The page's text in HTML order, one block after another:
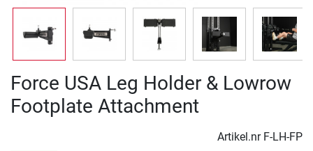
Force USA Leg Holder & Lowrow
Footplate Attachment
Artikel.nr F-LH-FP